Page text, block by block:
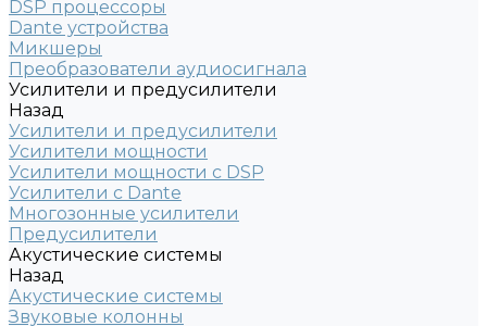
DSP процессоры
Dante устройства
Микшеры
Преобразователи аудиосигнала
Усилители и предусилители
Назад
Усилители и предусилители
Усилители мощности
Усилители мощности с DSP
Усилители с Dante
Многозонные усилители
Предусилители
Акустические системы
Назад
Акустические системы
Звуковые колонны